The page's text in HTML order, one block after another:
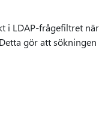
i LDAP-frågefiltret när
gör att sökningen